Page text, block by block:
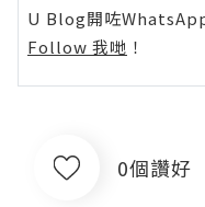
U Blog開咗
Follow 我哋 ！
0個讚好